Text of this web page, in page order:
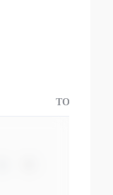
TOP3交易国